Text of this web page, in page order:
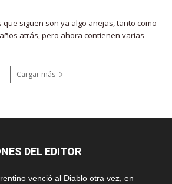
que siguen son ya algo añejas, tanto como
atrás, pero ahora contienen varias
Cargar más
DEL EDITOR
venció al Diablo otra vez, en